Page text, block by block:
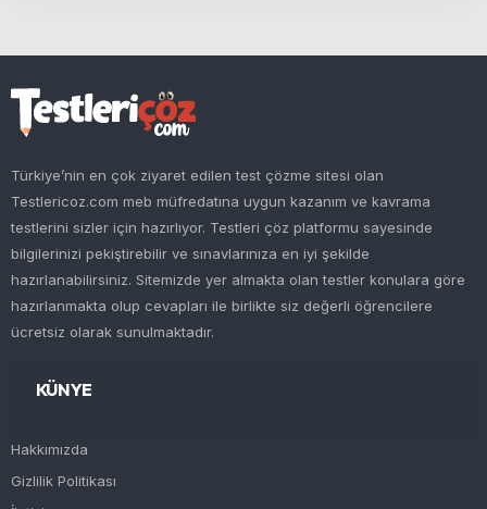
Türkiye’nin en çok ziyaret edilen test çözme sitesi olan
Testlericoz.com meb müfredatına uygun kazanım ve kavrama
testlerini sizler için hazırlıyor. Testleri çöz platformu sayesinde
bilgilerinizi pekiştirebilir ve sınavlarınıza en iyi şekilde
hazırlanabilirsiniz. Sitemizde yer almakta olan testler konulara göre
hazırlanmakta olup cevapları ile birlikte siz değerli öğrencilere
ücretsiz olarak sunulmaktadır.
KÜNYE
Hakkımızda
Gizlilik Politikası